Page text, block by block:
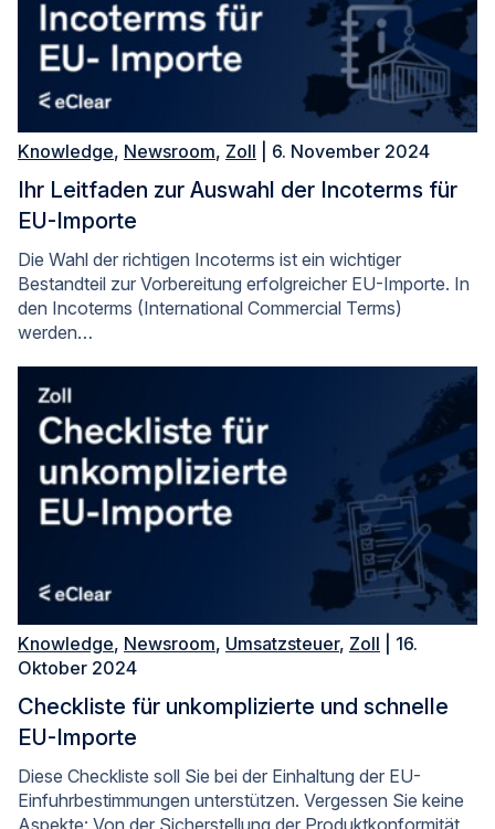
Knowledge, Newsroom, Zoll | 6. November 2024
Ihr Leitfaden zur Auswahl der Incoterms für
EU-Importe
Die Wahl der richtigen Incoterms ist ein wichtiger
Bestandteil zur Vorbereitung erfolgreicher EU-Importe. In
den Incoterms (International Commercial Terms)
werden…
Knowledge, Newsroom, Umsatzsteuer, Zoll | 16.
Oktober 2024
Checkliste für unkomplizierte und schnelle
EU-Importe
Diese Checkliste soll Sie bei der Einhaltung der EU-
Einfuhrbestimmungen unterstützen. Vergessen Sie keine